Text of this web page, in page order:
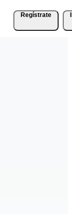
Regístrate